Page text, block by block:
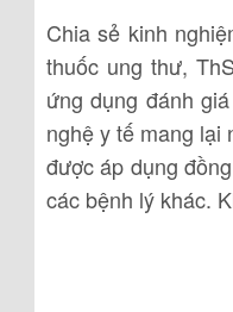
Chia sẻ kinh
thuốc ung thư,
ứng dụng đánh
nghệ y tế mang lại
được áp dụng
các bệnh lý khác.